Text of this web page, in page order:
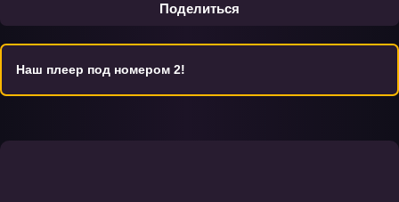
Поделиться
Наш плеер под номером 2!